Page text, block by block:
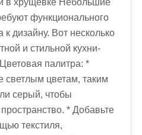
в хрущевке Небольшие
функционального
к дизайну. Вот несколько
и стильной кухни-
палитра: *
светлым цветам, таким
серый, чтобы
* Добавьте
текстиля,